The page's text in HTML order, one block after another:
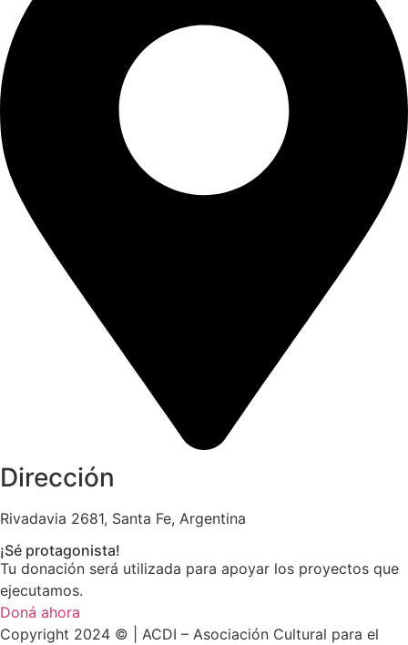
Dirección
Rivadavia 2681, Santa Fe, Argentina
¡Sé protagonista!
Tu donación será utilizada para apoyar los proyectos que
ejecutamos.
Doná ahora
Copyright 2024 © | ACDI – Asociación Cultural para el